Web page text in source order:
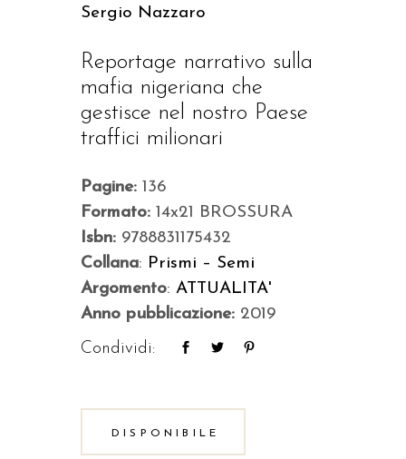
Sergio Nazzaro
Reportage narrativo sulla
mafia nigeriana che
gestisce nel nostro Paese
traffici milionari
Pagine: 136
Formato: 14x21 BROSSURA
Isbn: 9788831175432
Collana: Prismi – Semi
Argomento: ATTUALITA'
Anno pubblicazione: 2019
Condividi:
DISPONIBILE